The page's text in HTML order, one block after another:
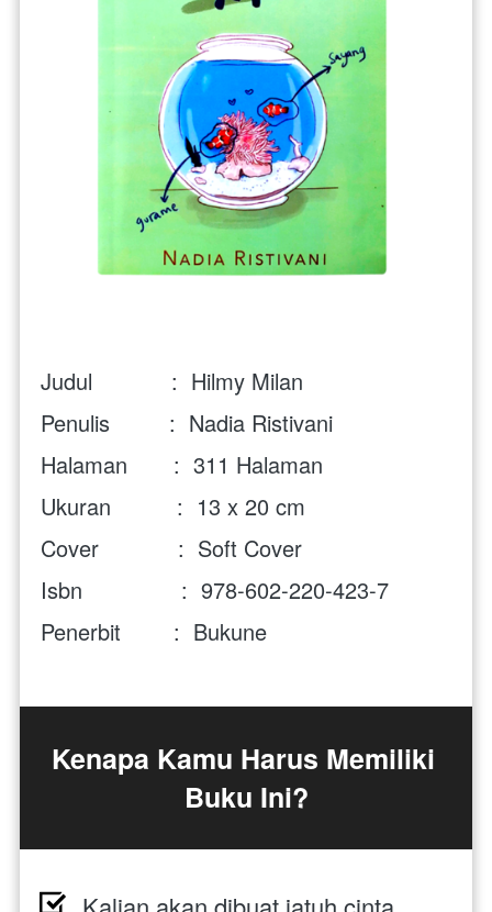
Judul            :  Hilmy Milan
Penulis         :  Nadia Ristivani
Halaman       :  311 Halaman
Ukuran          :  13 x 20 cm
Cover            :  Soft Cover
Isbn               :  978-602-220-423-7
Penerbit        :  Bukune
Kenapa Kamu Harus Memiliki
Buku Ini?